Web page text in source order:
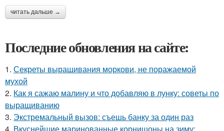
читать дальше →
Последние обновления на сайте:
1. Секреты выращивания моркови, не поражаемой
мухой
2. Как я сажаю малину и что добавляю в лунку: советы по
выращиванию
3. Экстремальный вызов: съешь банку за один раз
4. Вкуснейшие маринованные корнишоны на зиму: